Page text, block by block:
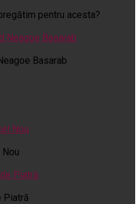
pentru acesta?
Basarab
Piatră